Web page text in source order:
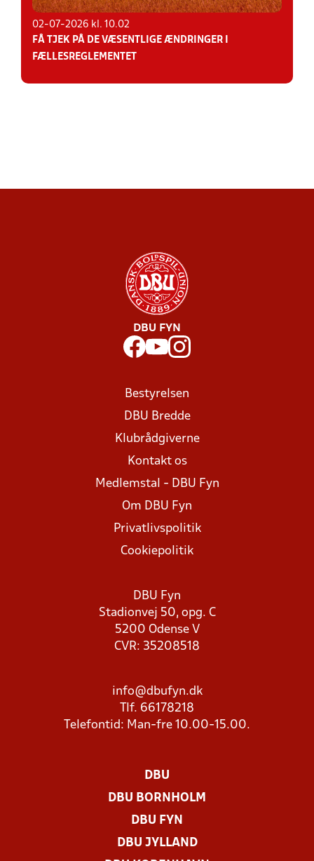
02-07-2026 kl. 10.02
FÅ TJEK PÅ DE VÆSENTLIGE ÆNDRINGER I
FÆLLESREGLEMENTET
DBU FYN
Bestyrelsen
DBU Bredde
Klubrådgiverne
Kontakt os
Medlemstal - DBU Fyn
Om DBU Fyn
Privatlivspolitik
Cookiepolitik
DBU Fyn
Stadionvej 50, opg. C
5200 Odense V
CVR: 35208518
info@dbufyn.dk
Tlf. 66178218
Telefontid: Man-fre 10.00-15.00.
DBU
DBU BORNHOLM
DBU FYN
DBU JYLLAND